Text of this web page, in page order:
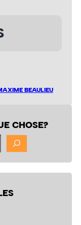
BEAULIEU
CHOSE?